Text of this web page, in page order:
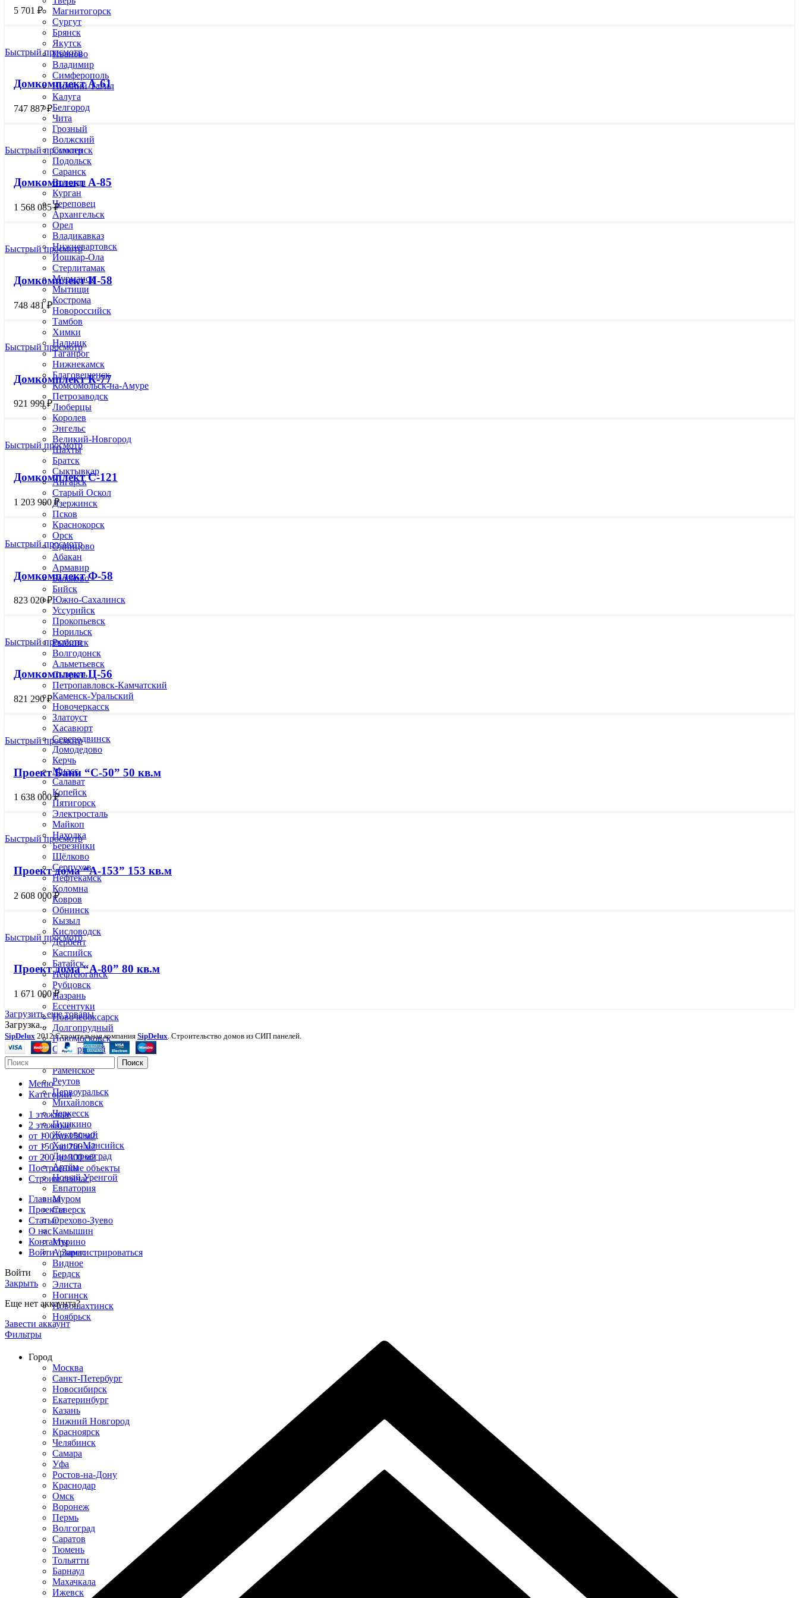
Магнитогорск
Сургут
Брянск
Якутск
Иваново
Владимир
Симферополь
Нижний Тагил
Калуга
Белгород
Чита
Грозный
Волжский
Смоленск
Подольск
Саранск
Вологда
Курган
Череповец
Архангельск
Орел
Владикавказ
Нижневартовск
Йошкар-Ола
Стерлитамак
Мурманск
Мытищи
Кострома
Новороссийск
Тамбов
Химки
Нальчик
Таганрог
Нижнекамск
Благовещенск
Комсомольск-на-Амуре
Петрозаводск
Люберцы
Королев
Энгельс
Великий-Новгород
Шахты
Братск
Сыктывкар
Ангарск
Старый Оскол
Дзержинск
Псков
Краснокорск
Орск
Одинцово
Абакан
Армавир
Балаково
Бийск
Южно-Сахалинск
Уссурийск
Прокопьевск
Норильск
Рыбинск
Волгодонск
Альметьевск
Сызрань
Петропавловск-Камчатский
Каменск-Уральский
Новочеркасск
Златоуст
Хасавюрт
Северодвинск
Домодедово
Керчь
Миасс
Салават
Копейск
Пятигорск
Электросталь
Майкоп
Находка
Березники
Щёлково
Серпухов
Нефтекамск
Коломна
Ковров
Обнинск
Кызыл
Кисловодск
Дербент
Каспийск
Батайск
Нефтеюганск
Рубцовск
Назрань
Ессентуки
Новочебоксарск
Долгопрудный
Новомосковск
Октябрьский
Невинномысск
Раменское
Реутов
Первоуральск
Михайловск
Черкесск
Пушкино
Жуковский
Ханты-Мансийск
Димитровград
Артём
Новый Уренгой
Евпатория
Муром
Северск
Орехово-Зуево
Камышин
Мурино
Арзамас
Видное
Бердск
Элиста
Ногинск
Новошахтинск
Ноябрьск
Строим по всей России
Город
Москва
Санкт-Петербург
Новосибирск
Екатеринбург
Казань
Нижний Новгород
Красноярск
Челябинск
Самара
Уфа
Ростов-на-Дону
Краснодар
Омск
Воронеж
Пермь
Волгоград
Саратов
Тюмень
Тольятти
Барнаул
Махачкала
Ижевск
5 701 ₽
Быстрый просмотр
Домкомплект А-61
747 887₽
Быстрый просмотр
Домкомплект А-85
1 568 085₽
Быстрый просмотр
Домкомплект И-58
748 481₽
Быстрый просмотр
Домкомплект К-77
921 999₽
Быстрый просмотр
Домкомплект С-121
1 203 900₽
Быстрый просмотр
Домкомплект Ф-58
823 020₽
Быстрый просмотр
Домкомплект Ц-56
821 290₽
Быстрый просмотр
Проект Бани “С-50” 50 кв.м
1 638 000₽
Быстрый просмотр
Проект дома “А-153” 153 кв.м
2 608 000₽
Быстрый просмотр
Проект дома “А-80” 80 кв.м
1 671 000₽
Загрузить еще товары
Загрузка...
SipDelux 2012 Строительная компания SipDelux. Строительство домов из СИП панелей.
Поиск
Меню
Категории
1 этажные
2 этажные
от 100 до 150 м2
от 150 до 200 м2
от 200 до 300 м2
Построенные объекты
Строим сейчас
Главная
Проекты
Статьи
О нас
Контакты
Войти / Зарегистрироваться
Войти
Закрыть
Еще нет аккаунта?
Завести аккаунт
Фильтры